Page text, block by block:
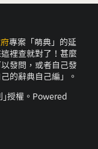
專案「萌典」的延
裡查就對了！甚麼
發問，或者自己發
的辭典自己編」。
｣授權。Powered